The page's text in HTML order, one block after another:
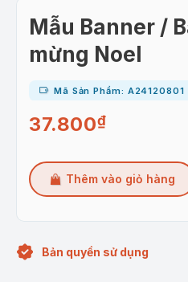
Mẫu Banner /
mừng Noel
Mã Sản Phẩm: A24120801
37.800₫
Thêm vào giỏ hàng
Bản quyền sử dụng